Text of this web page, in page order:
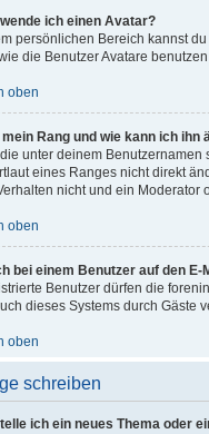
ich einen Avatar?
persönlichen Bereich kannst
die Benutzer Avatare
oben
Rang und wie kann ich ihn
unter deinem
eines Ranges nicht direkt
nicht und ein Moderator
oben
bei einem Benutzer auf den
Benutzer dürfen die
dieses Systems durch Gäste
oben
schreiben
ich ein neues Thema oder